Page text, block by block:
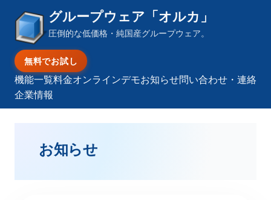
グループウェア「オルカ」
圧倒的な低価格・純国産グループウェア。
無料でお試し
機能一覧料金オンラインデモお知らせ問い合わせ・連絡
企業情報
お知らせ